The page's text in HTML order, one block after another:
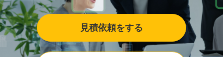
見積依頼をする